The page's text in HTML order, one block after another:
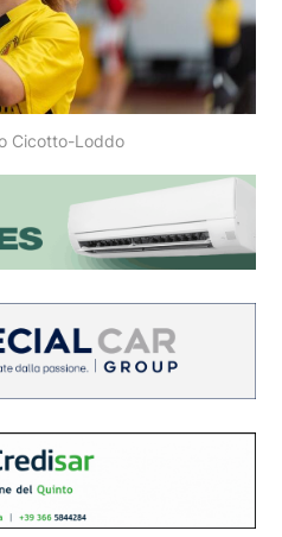
Cicotto-Loddo